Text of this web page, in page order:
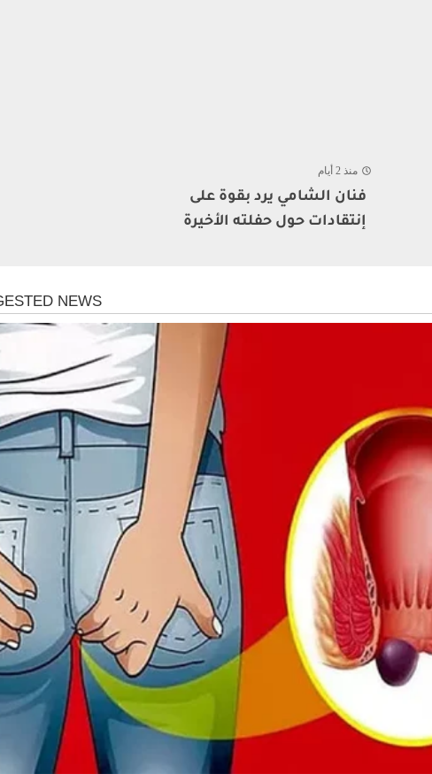
منذ 2 أيام
فنان الشامي يرد بقوة على
إنتقادات حول حفلته الأخيرة